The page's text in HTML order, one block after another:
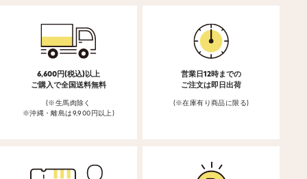
6,600円(税込)以上
ご購入で全国送料無料
(※生馬肉除く
※沖縄・離島は9,900円以上)
営業日12時までの
ご注文は即日出荷
(※在庫有り商品に限る)